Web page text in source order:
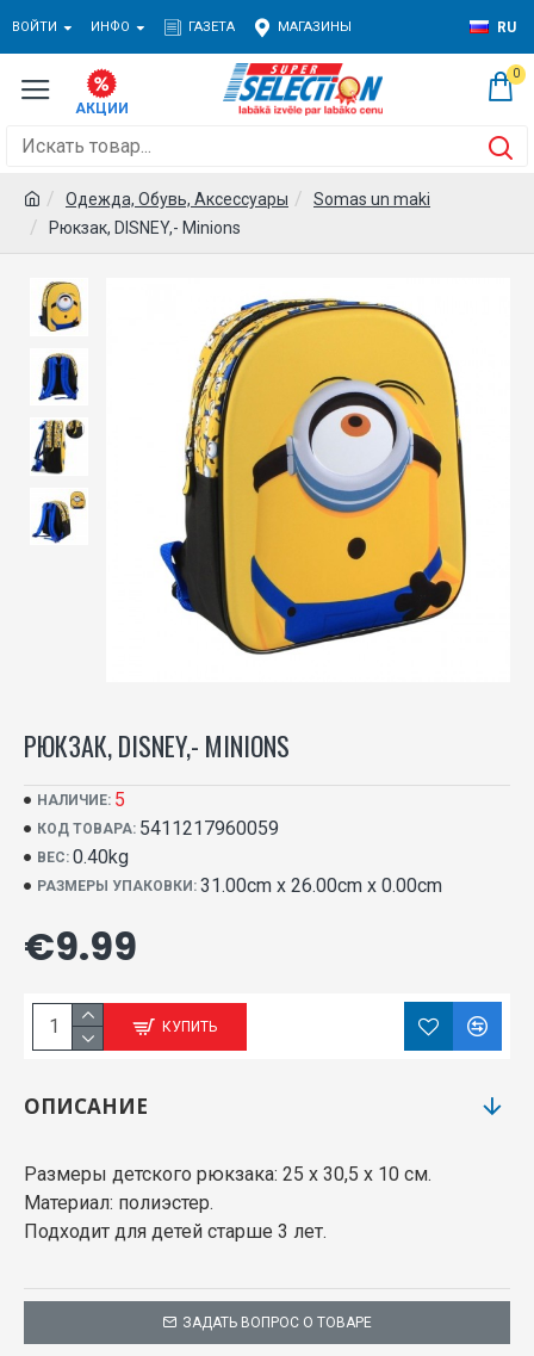
ВОЙТИ ИНФО ГАЗЕТА МАГАЗИНЫ RU
0
Одежда, Обувь, Аксессуары
Somas un maki
Рюкзак, DISNEY,- Minions
РЮКЗАК, DISNEY,- MINIONS
НАЛИЧИЕ: 5
КОД ТОВАРА: 5411217960059
ВЕС: 0.40kg
РАЗМЕРЫ УПАКОВКИ: 31.00cm x 26.00cm x 0.00cm
€9.99
КУПИТЬ
ЗАДАТЬ ВОПРОС О ТОВАРЕ
ОПИСАНИЕ
Размеры детского рюкзака: 25 х 30,5 х 10 см.
Материал: полиэстер.
Подходит для детей старше 3 лет.